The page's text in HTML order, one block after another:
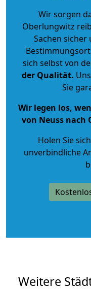
Wir sorgen
Oberlungwitz
Sachen
sich selbst von
der Qualität.
Sie
Wir legen los,
von Neuss nach
Holen Sie
unverbindliche
Weitere